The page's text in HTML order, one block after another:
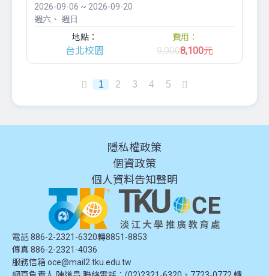
2026-09-06 ~ 2026-09-20
週六
週日
地點：
台北校園
費用：
9,0008,100元
1 2 3 4 5
隱私權政策
個資政策
個人資料告知聲明
電話 886-2-2321-6320轉8851-8853
傳真 886-2-2321-4036
服務信箱 oce@mail2.tku.edu.tw